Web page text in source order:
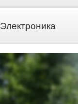
Электроника